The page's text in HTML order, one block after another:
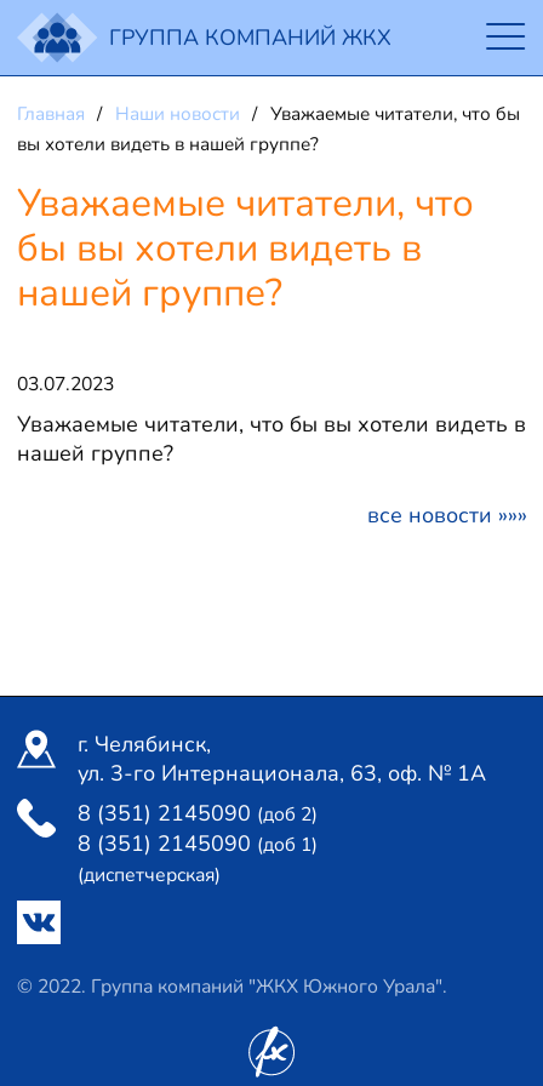
ГРУППА КОМПАНИЙ ЖКХ
Главная Наши новости
Уважаемые читатели, что бы
вы хотели видеть в нашей группе?
Уважаемые читатели, что
бы вы хотели видеть в
нашей группе?
03.07.2023
Уважаемые читатели, что бы вы хотели видеть в
нашей группе?
все новости »»»
г. Челябинск,
ул. 3-го Интернационала, 63, оф. № 1А
8 (351) 2145090 (доб 2)
8 (351) 2145090 (доб 1)
(диспетчерская)
© 2022. Группа компаний "ЖКХ Южного Урала".